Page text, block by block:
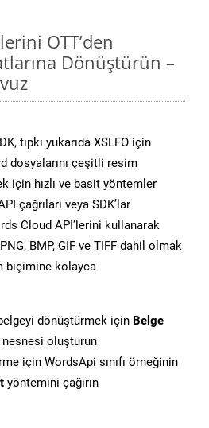
OTT’den
Dönüştürün –
tıpkı yukarıda XSLFO için
dosyalarını çeşitli resim
için hızlı ve basit yöntemler
çağrıları veya SDK’lar
Cloud API’lerini kullanarak
BMP, GIF ve TIFF dahil olmak
biçimine kolayca
dönüştürmek için Belge
nesnesi oluşturun
için WordsApi sınıfı örneğinin
yöntemini çağırın